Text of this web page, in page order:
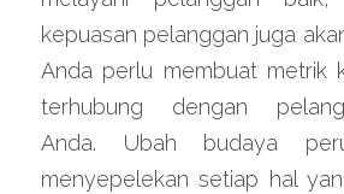
kepuasan pelanggan juga
Anda perlu membuat metrik
terhubung dengan
Anda. Ubah budaya
menyepelekan setiap hal